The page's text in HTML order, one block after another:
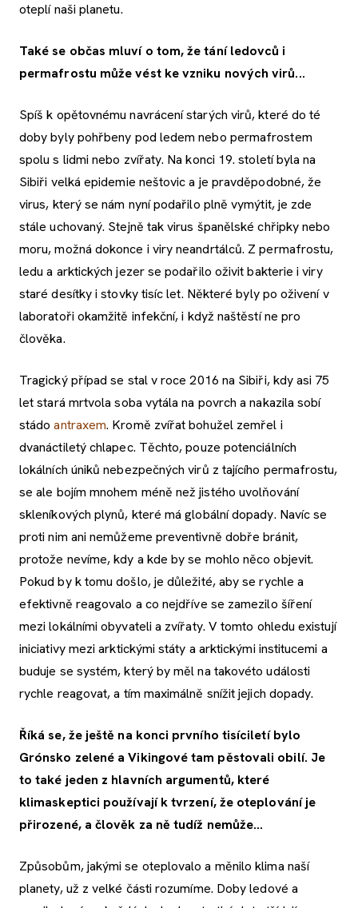
oteplí naši planetu.
Také se občas mluví o tom, že tání ledovců i
permafrostu může vést ke vzniku nových virů...
Spíš k opětovnému navrácení starých virů, které do té
doby byly pohřbeny pod ledem nebo permafrostem
spolu s lidmi nebo zvířaty. Na konci 19. století byla na
Sibiři velká epidemie neštovic a je pravděpodobné, že
virus, který se nám nyní podařilo plně vymýtit, je zde
stále uchovaný. Stejně tak virus španělské chřipky nebo
moru, možná dokonce i viry neandrtálců. Z permafrostu,
ledu a arktických jezer se podařilo oživit bakterie i viry
staré desítky i stovky tisíc let. Některé byly po oživení v
laboratoři okamžitě infekční, i když naštěstí ne pro
člověka.
Tragický případ se stal v roce 2016 na Sibiři, kdy asi 75
let stará mrtvola soba vytála na povrch a nakazila sobí
stádoantraxem. Kromě zvířat bohužel zemřel i
dvanáctiletý chlapec. Těchto, pouze potenciálních
lokálních úniků nebezpečných virů z tajícího permafrostu,
se ale bojím mnohem méně než jistého uvolňování
skleníkových plynů, které má globální dopady. Navíc se
proti nim ani nemůžeme preventivně dobře bránit,
protože nevíme, kdy a kde by se mohlo něco objevit.
Pokud by k tomu došlo, je důležité, aby se rychle a
efektivně reagovalo a co nejdříve se zamezilo šíření
mezi lokálními obyvateli a zvířaty. V tomto ohledu existují
iniciativy mezi arktickými státy a arktickými institucemi a
buduje se systém, který by měl na takovéto události
rychle reagovat, a tím maximálně snížit jejich dopady.
Říká se, že ještě na konci prvního tisíciletí bylo
Grónsko zelené a Vikingové tam pěstovali obilí. Je
to také jeden z hlavních argumentů, které
klimaskeptici používají k tvrzení, že oteplování je
přirozené, a člověk za ně tudíž nemůže…
Způsobům, jakými se oteplovalo a měnilo klima naší
planety, už z velké části rozumíme. Doby ledové a